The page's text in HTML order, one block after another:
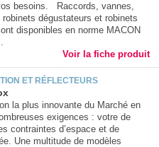
besoins. Raccords, vannes,
dégustateurs et robinets
disponibles en norme MACON
Voir la fiche produit
ET RÉFLECTEURS
la plus innovante du Marché en
exigences : votre de
contraintes d’espace et de
Une multitude de modèles